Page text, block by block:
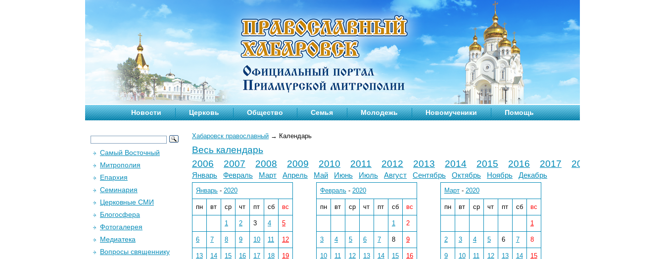
Новости Церковь Общество Семья Молодежь Новомученики Помощь
Хабаровск православный → Календарь
Весь календарь
2006
2007 2008 2009 2010 2011 2012 2013 2014 2015 2016 2017 2018
Январь Февраль Март Апрель Май Июнь Июль Август Сентябрь Октябрь Ноябрь Декабрь
Январь - 2020
пн вт ср чт пт сб вс
1 2 3 4 5
6 7 8 9 10 11 12
13 14 15 16 17 18 19
Февраль- 2020
пн вт ср чт пт сб вс
1 2
3 4 5 6 7 8 9
10 11 12 13 14 15 16
Март- 2020
пн вт ср чт пт сб вс
1
2 3 4 5 6 7 8
9 10 11 12 13 14 15
Самый Восточный
Митрополия
Епархия
Семинария
Церковные СМИ
Блогосфера
Фотогалерея
Медиатека
Вопросы священнику